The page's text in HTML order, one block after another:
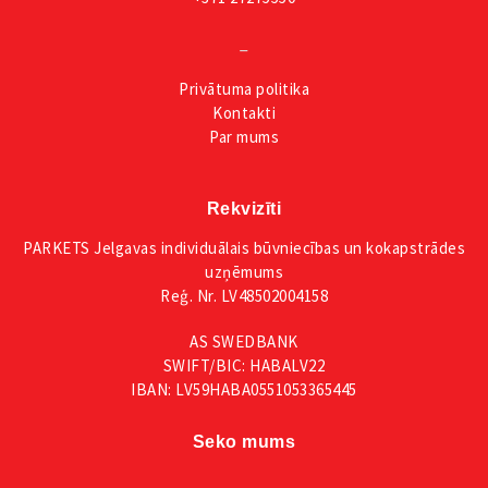
Privātuma politika
Kontakti
Par mums
Rekvizīti
PARKETS Jelgavas individuālais būvniecības un kokapstrādes
uzņēmums
Reģ. Nr. LV48502004158
AS SWEDBANK
SWIFT/BIC: HABALV22
IBAN: LV59HABA0551053365445
Seko mums